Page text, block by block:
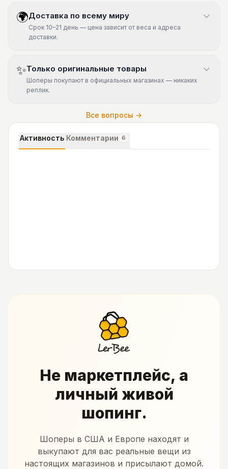
🌍Доставка по всему миру
Срок 10–21 день — цена зависит от веса и адреса
доставки.
✨Только оригинальные товары
Шоперы покупают в официальных магазинах — никаких
реплик.
Все вопросы →
Активность Комментарии 6
Не маркетплейс, а
личный живой
шопинг.
Шоперы в США и Европе находят и
выкупают для вас реальные вещи из
настоящих магазинов и присылают домой.